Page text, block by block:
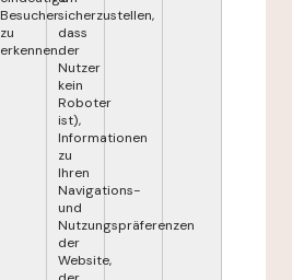
Besucher
zu
erkennen.
sicherzustellen,
dass
der
Nutzer
kein
Roboter
ist),
Informationen
zu
Ihren
Navigations-
und
Nutzungspräferenzen
der
Website,